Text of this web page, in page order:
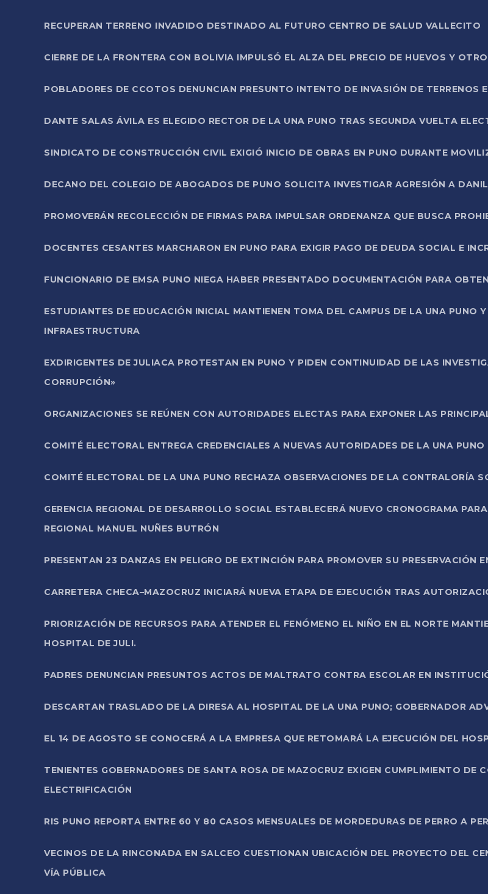
RECUPERAN TERRENO INVADIDO DESTINADO AL FUTURO CENTRO DE SALUD VALLECITO
CIERRE DE LA FRONTERA CON BOLIVIA IMPULSÓ EL ALZA DEL PRECIO DE HUEVOS Y
POBLADORES DE CCOTOS DENUNCIAN PRESUNTO INTENTO DE INVASIÓN DE TERRENOS
DANTE SALAS ÁVILA ES ELEGIDO RECTOR DE LA UNA PUNO TRAS SEGUNDA VUELTA
SINDICATO DE CONSTRUCCIÓN CIVIL EXIGIÓ INICIO DE OBRAS EN PUNO DURANTE
DECANO DEL COLEGIO DE ABOGADOS DE PUNO SOLICITA INVESTIGAR AGRESIÓN A
PROMOVERÁN RECOLECCIÓN DE FIRMAS PARA IMPULSAR ORDENANZA QUE BUSCA
DOCENTES CESANTES MARCHARON EN PUNO PARA EXIGIR PAGO DE DEUDA SOCIAL E
FUNCIONARIO DE EMSA PUNO NIEGA HABER PRESENTADO DOCUMENTACIÓN PARA
ESTUDIANTES DE EDUCACIÓN INICIAL MANTIENEN TOMA DEL CAMPUS DE LA UNA PUNO
INFRAESTRUCTURA
EXDIRIGENTES DE JULIACA PROTESTAN EN PUNO Y PIDEN CONTINUIDAD DE LAS
CORRUPCIÓN»
ORGANIZACIONES SE REÚNEN CON AUTORIDADES ELECTAS PARA EXPONER LAS
COMITÉ ELECTORAL ENTREGA CREDENCIALES A NUEVAS AUTORIDADES DE LA UNA PUNO
COMITÉ ELECTORAL DE LA UNA PUNO RECHAZA OBSERVACIONES DE LA CONTRALORÍA
GERENCIA REGIONAL DE DESARROLLO SOCIAL ESTABLECERÁ NUEVO CRONOGRAMA
REGIONAL MANUEL NUÑES BUTRÓN
PRESENTAN 23 DANZAS EN PELIGRO DE EXTINCIÓN PARA PROMOVER SU PRESERVACIÓN
CARRETERA CHECA–MAZOCRUZ INICIARÁ NUEVA ETAPA DE EJECUCIÓN TRAS
PRIORIZACIÓN DE RECURSOS PARA ATENDER EL FENÓMENO EL NIÑO EN EL NORTE
HOSPITAL DE JULI.
PADRES DENUNCIAN PRESUNTOS ACTOS DE MALTRATO CONTRA ESCOLAR EN
DESCARTAN TRASLADO DE LA DIRESA AL HOSPITAL DE LA UNA PUNO; GOBERNADOR
EL 14 DE AGOSTO SE CONOCERÁ A LA EMPRESA QUE RETOMARÁ LA EJECUCIÓN DEL
TENIENTES GOBERNADORES DE SANTA ROSA DE MAZOCRUZ EXIGEN CUMPLIMIENTO DE
ELECTRIFICACIÓN
RIS PUNO REPORTA ENTRE 60 Y 80 CASOS MENSUALES DE MORDEDURAS DE PERRO A
VECINOS DE LA RINCONADA EN SALCEO CUESTIONAN UBICACIÓN DEL PROYECTO DEL
VÍA PÚBLICA